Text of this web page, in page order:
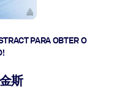
saudável e resiliente.
PARA OBTER O
斯